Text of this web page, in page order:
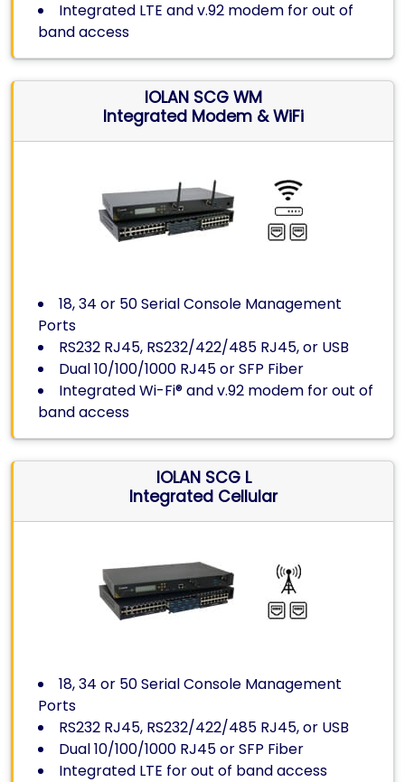
Integrated LTE and v.92 modem for out of
band access
IOLAN SCG WM
Integrated Modem & WiFi
18, 34 or 50 Serial Console Management
Ports
RS232 RJ45, RS232/422/485 RJ45, or USB
Dual 10/100/1000 RJ45 or SFP Fiber
Integrated Wi-Fi® and v.92 modem for out of
band access
IOLAN SCG L
Integrated Cellular
18, 34 or 50 Serial Console Management
Ports
RS232 RJ45, RS232/422/485 RJ45, or USB
Dual 10/100/1000 RJ45 or SFP Fiber
Integrated LTE for out of band access